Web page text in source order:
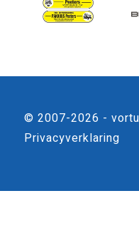
© 2007-2026 -
Privacyverklaring